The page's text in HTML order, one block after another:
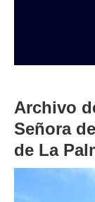
Archivo
Señora
de La